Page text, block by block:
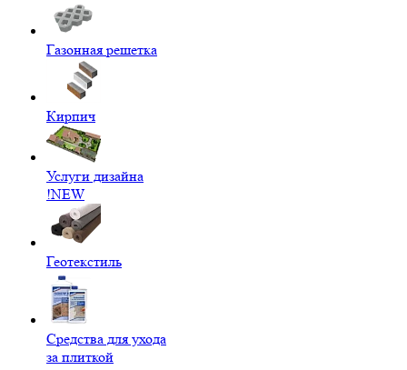
Газонная решетка
Кирпич
Услуги дизайна
!NEW
Геотекстиль
Средства для ухода
за плиткой